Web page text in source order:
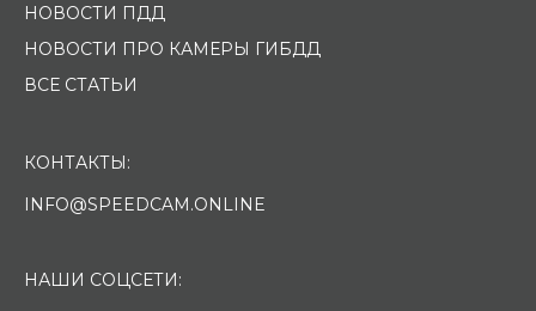
НОВОСТИ ПДД
НОВОСТИ ПРО КАМЕРЫ ГИБДД
ВСЕ СТАТЬИ
КОНТАКТЫ:
INFO@SPEEDCAM.ONLINE
НАШИ СОЦСЕТИ: